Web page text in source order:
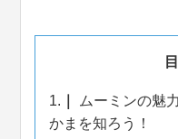
1.
ムーミンの魅
かまを知ろう！